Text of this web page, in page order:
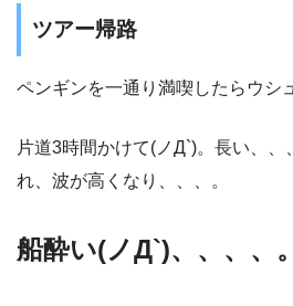
ツアー帰路
ペンギンを一通り満喫したらウシ
片道3時間かけて(ノД`)。長い、、
れ、波が高くなり、、、。
船酔い(ノД`)、、、、。